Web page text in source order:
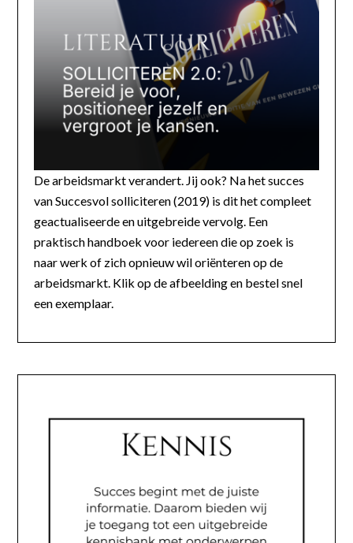
De arbeidsmarkt verandert. Jij ook? Na het succes
van Succesvol solliciteren (2019) is dit het compleet
geactualiseerde en uitgebreide vervolg. Een
praktisch handboek voor iedereen die op zoek is
naar werk of zich opnieuw wil oriënteren op de
arbeidsmarkt. Klik op de afbeelding en bestel snel
een exemplaar.